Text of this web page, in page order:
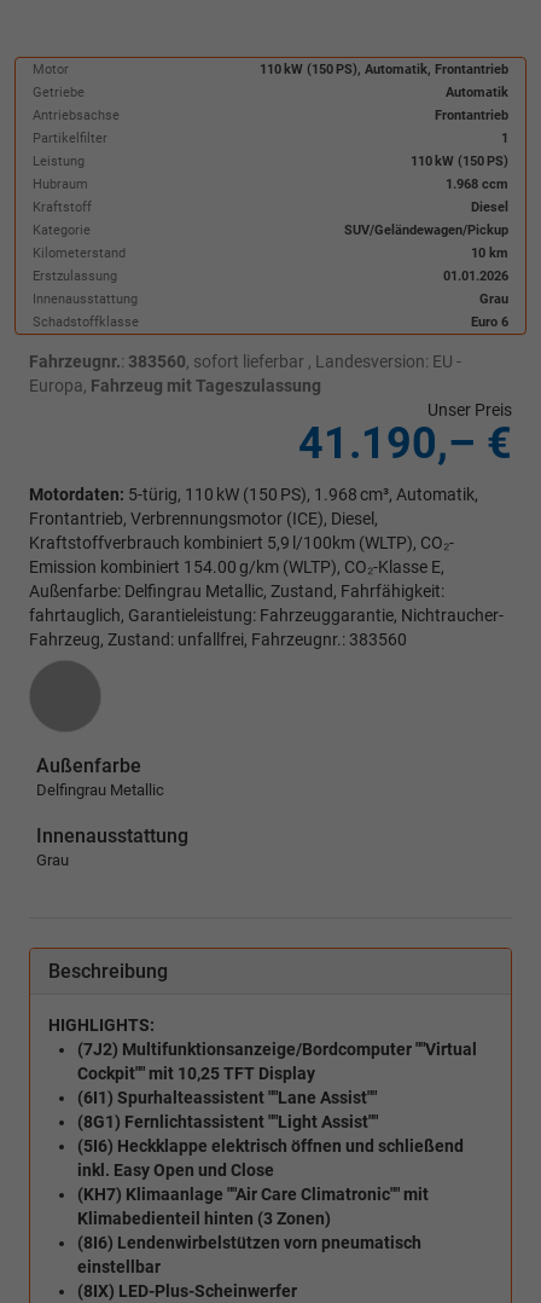
Motor
110 kW (150 PS), Automatik, Frontantrieb
Getriebe
Automatik
Antriebsachse
Frontantrieb
Partikelfilter
1
Leistung
110 kW (150 PS)
Hubraum
1.968 ccm
Kraftstoff
Diesel
Kategorie
SUV/Geländewagen/Pickup
Kilometerstand
10 km
Erstzulassung
01.01.2026
Innenausstattung
Grau
Schadstoffklasse
Euro 6
Fahrzeugnr.: 383560, sofort lieferbar , Landesversion: EU -
Europa, Fahrzeug mit Tageszulassung
Unser Preis
41.190,– €
Motordaten: 5-türig, 110 kW (150 PS), 1.968 cm³, Automatik,
Frontantrieb, Verbrennungsmotor (ICE), Diesel,
Kraftstoffverbrauch kombiniert 5,9 l/100km (WLTP), CO₂-
Emission kombiniert 154.00 g/km (WLTP), CO₂-Klasse E,
Außenfarbe: Delfingrau Metallic, Zustand, Fahrfähigkeit:
fahrtauglich, Garantieleistung: Fahrzeuggarantie, Nichtraucher-
Fahrzeug, Zustand: unfallfrei, Fahrzeugnr.: 383560
Außenfarbe
Delfingrau Metallic
Innenausstattung
Grau
Beschreibung
HIGHLIGHTS:
(7J2) Multifunktionsanzeige/Bordcomputer ""Virtual
Cockpit"" mit 10,25 TFT Display
(6I1) Spurhalteassistent ""Lane Assist""
(8G1) Fernlichtassistent ""Light Assist""
(5I6) Heckklappe elektrisch öffnen und schließend
inkl. Easy Open und Close
(KH7) Klimaanlage ""Air Care Climatronic"" mit
Klimabedienteil hinten (3 Zonen)
(8I6) Lendenwirbelstützen vorn pneumatisch
einstellbar
(8IX) LED-Plus-Scheinwerfer